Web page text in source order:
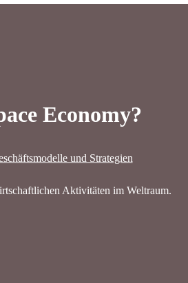
Economy?
und Strategien
Aktivitäten im Weltraum.